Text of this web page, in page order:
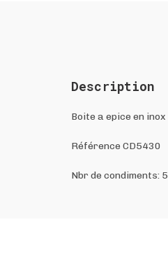
Description
Boite a epice en inox
Référence CD5430
Nbr de condiments: 5